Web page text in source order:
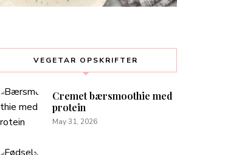
VEGETAR OPSKRIFTER
Cremet bærsmoothie med
protein
May 31, 2026